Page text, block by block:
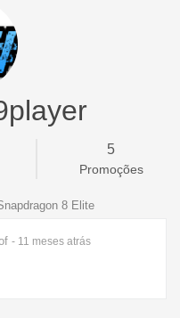
5
Promoções
8 Elite
- 11 meses atrás